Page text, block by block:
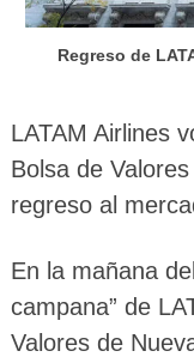
Regreso de
LATAM Airlines
Bolsa de
regreso al
En la mañana
campana” de
Valores de